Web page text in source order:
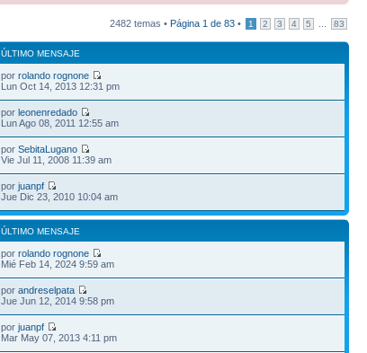
2482 temas • Página 1 de 83 • 1 2 3 4 5 83
ÚLTIMO MENSAJE
porrolando rognone
Lun Oct 14, 2013 12:31 pm
porleonenredado
Lun Ago 08, 2011 12:55 am
porSebitaLugano
Vie Jul 11, 2008 11:39 am
porjuanpf
Jue Dic 23, 2010 10:04 am
ÚLTIMO MENSAJE
porrolando rognone
Mié Feb 14, 2024 9:59 am
porandreselpata
Jue Jun 12, 2014 9:58 pm
porjuanpf
Mar May 07, 2013 4:11 pm